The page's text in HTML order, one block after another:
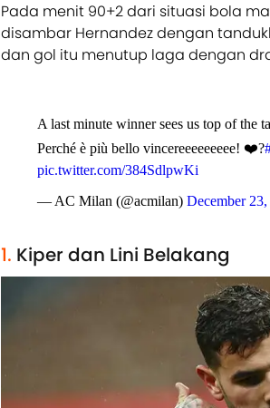
Pada menit 90+2 dari situasi bola
disambar Hernandez dengan
dan gol itu menutup laga dengan
A last minute winner sees us top of the
Perché è più bello vincereeeeeeeee! ❤️?
pic.twitter.com/384SdlpwKi
— AC Milan (@acmilan) December
1. Kiper dan Lini Belakang